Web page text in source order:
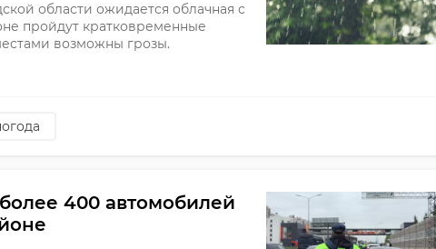
области ожидается облачная с
пройдут кратковременные
возможны грозы.
400 автомобилей